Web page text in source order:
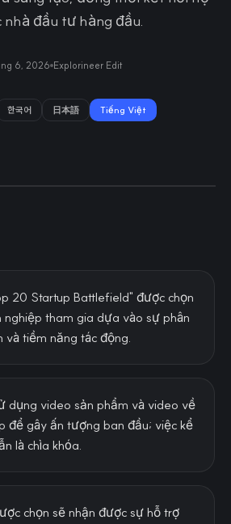
nhà đầu tư hàng đầu.
6, 2026 Explorineer Edit
한국어 日本語 Tiếng Việt
20 Startup Battlefield" được chọn
tham gia dựa vào sự phân
và tiềm năng tác động.
dụng video sản phẩm và video về
để gây ấn tượng ban đầu; việc kể
là chìa khóa.
chọn sẽ nhận được sự hỗ trợ